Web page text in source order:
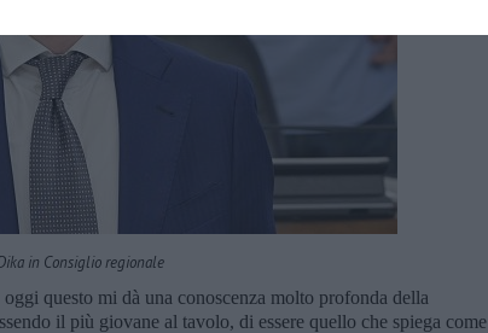
in Consiglio regionale
questo mi dà una conoscenza molto profonda della
il più giovane al tavolo, di essere quello che spiega come